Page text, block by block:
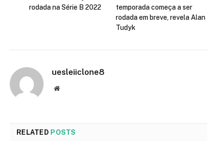
rodada na Série B 2022
temporada começa a ser
rodada em breve, revela Alan
Tudyk
uesleiiclone8
Website
RELATED POSTS